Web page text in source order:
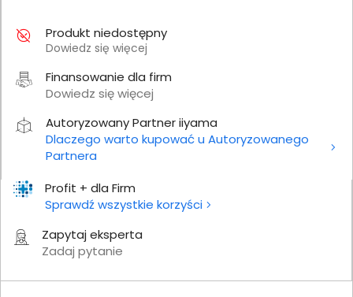
Profit + dla Firm
Sprawdź wszystkie korzyści
Zapytaj eksperta
Zadaj pytanie
Produkt niedostępny
Dowiedz się więcej
Finansowanie dla firm
Dowiedz się więcej
Autoryzowany Partner iiyama
Dlaczego warto kupować u Autoryzowanego
Partnera